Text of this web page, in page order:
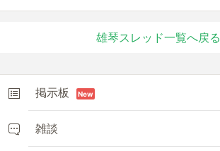
雄琴スレッド一覧へ戻る
掲示板 New
雑談